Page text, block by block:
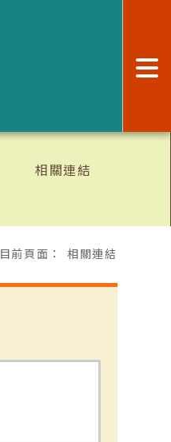
相關連結
目前頁面： 相關連結